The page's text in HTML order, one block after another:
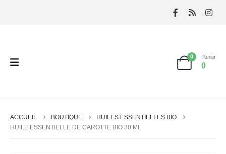
0 Panier
0
ACCUEIL BOUTIQUE
HUILES ESSENTIELLES BIO
HUILE ESSENTIELLE DE CAROTTE BIO 30 ML